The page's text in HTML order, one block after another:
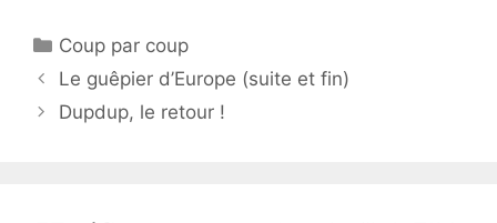
Catégories
Coup par coup
Le guêpier d’Europe (suite et fin)
Dupdup, le retour !